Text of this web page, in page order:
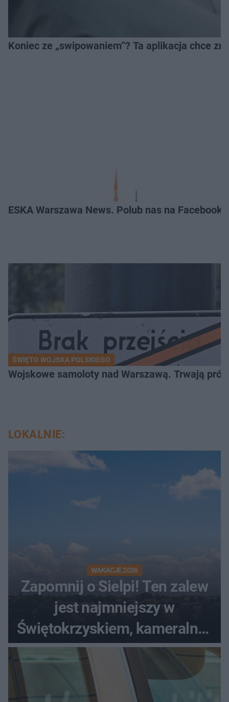
Koniec ze „swipowaniem”? Ta aplikacja chce
ESKA Warszawa News. Polub nas na
ŚWIĘTO WOJSKA POLSKIEGO
Wojskowe samoloty nad Warszawą. Trwają
LOKALNIE:
WAKACJE 2026
Zapomnij o Sielpi! Ten zalew
jest najmniejszy w
Świętokrzyskiem, kameralny i
bez tłumów